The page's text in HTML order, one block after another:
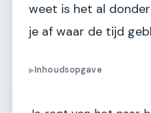
weet is het al
je af waar de tijd
▶Inhoudsopgave